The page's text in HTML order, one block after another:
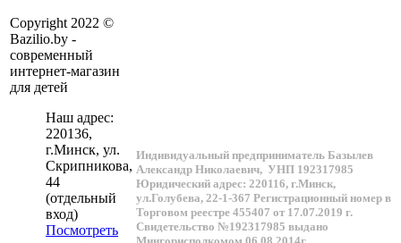
Copyright 2022 ©
Bazilio.by -
современный
интернет-магазин
для детей
Наш адрес:
220136,
г.Минск, ул.
Скрипникова,
44
(отдельный
вход)
Посмотреть
Индивидуальный предприниматель Базылев
Александр Николаевич, УНП 192317985
Юридический адрес: 220116, г.Минск,
ул.Голубева, 22-1-367 Регистрационный номер в
Торговом реестре 455407 от 17.07.2019 г.
Свидетельство №192317985 выдано